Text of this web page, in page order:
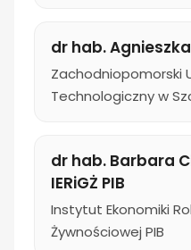
dr hab.
Zachodniopomorski
Technologiczny w
dr hab. Barbara
IERiGŻ PIB
Instytut Ekonomiki
Żywnościowej PIB